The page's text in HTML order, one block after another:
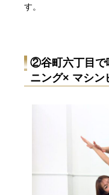
す。
②谷町六丁目で
ニング× マシン